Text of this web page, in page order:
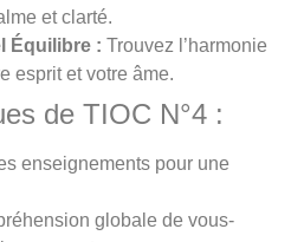
et clarté.
Équilibre : Trouvez l’harmonie
esprit et votre âme.
de TIOC N°4 :
enseignements pour une
globale de vous-